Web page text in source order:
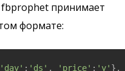
принимает
формате:
'day' : 'ds' , 'price' : 'y' },